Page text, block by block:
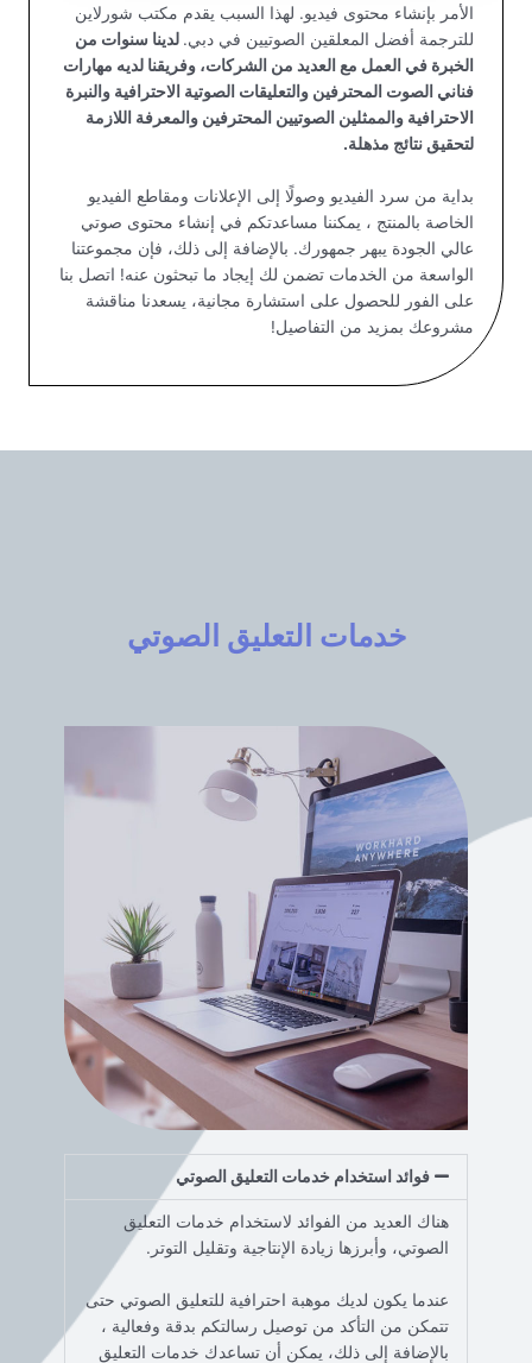
الأمر بإنشاء محتوى فيديو. لهذا السبب يقدم مكتب شورلاين
للترجمة أفضل المعلقين الصوتيين في دبي. لدينا سنوات من
الخبرة في العمل مع العديد من الشركات، وفريقنا لديه مهارات
فناني الصوت المحترفين والتعليقات الصوتية الاحترافية والنبرة
الاحترافية والممثلين الصوتيين المحترفين والمعرفة اللازمة
لتحقيق نتائج مذهلة.
بداية من سرد الفيديو وصولًا إلى الإعلانات ومقاطع الفيديو
الخاصة بالمنتج ، يمكننا مساعدتكم في إنشاء محتوى صوتي
عالي الجودة يبهر جمهورك. بالإضافة إلى ذلك، فإن مجموعتنا
الواسعة من الخدمات تضمن لك إيجاد ما تبحثون عنه! اتصل بنا
على الفور للحصول على استشارة مجانية، يسعدنا مناقشة
مشروعك بمزيد من التفاصيل!
خدمات التعليق الصوتي
فوائد استخدام خدمات التعليق الصوتي
هناك العديد من الفوائد لاستخدام خدمات التعليق
الصوتي، وأبرزها زيادة الإنتاجية وتقليل التوتر.
عندما يكون لديك موهبة احترافية للتعليق الصوتي حتى
تتمكن من التأكد من توصيل رسالتكم بدقة وفعالية ،
بالإضافة إلى ذلك، يمكن أن تساعدك خدمات التعليق